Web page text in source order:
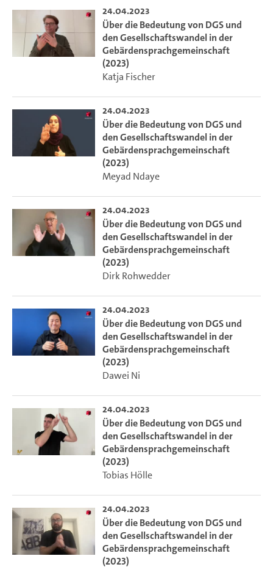
24.04.2023
Über die Bedeutung von DGS und
den Gesellschaftswandel in der
Gebärdensprachgemeinschaft
(2023)
Katja Fischer
24.04.2023
Über die Bedeutung von DGS und
den Gesellschaftswandel in der
Gebärdensprachgemeinschaft
(2023)
Meyad Ndaye
24.04.2023
Über die Bedeutung von DGS und
den Gesellschaftswandel in der
Gebärdensprachgemeinschaft
(2023)
Dirk Rohwedder
24.04.2023
Über die Bedeutung von DGS und
den Gesellschaftswandel in der
Gebärdensprachgemeinschaft
(2023)
Dawei Ni
24.04.2023
Über die Bedeutung von DGS und
den Gesellschaftswandel in der
Gebärdensprachgemeinschaft
(2023)
Tobias Hölle
24.04.2023
Über die Bedeutung von DGS und
den Gesellschaftswandel in der
Gebärdensprachgemeinschaft
(2023)